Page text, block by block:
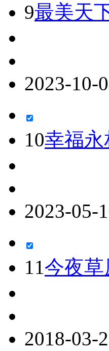
9最美天
2023-10-
10幸福永
2023-05-
11今夜
2018-03-